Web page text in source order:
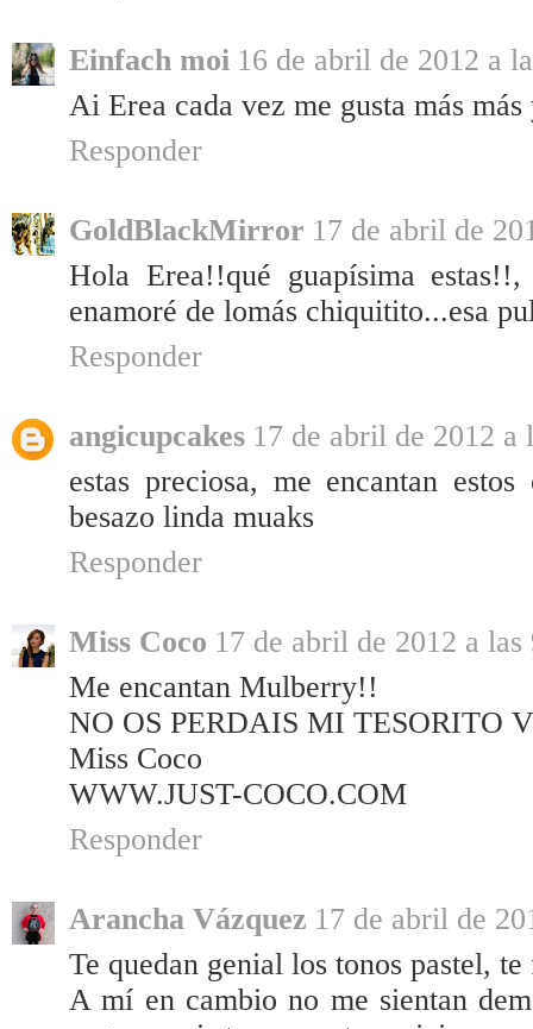
Einfach moi 16 de abril de 2012 a
Ai Erea cada vez me gusta más
Responder
GoldBlackMirror 17 de abril de
Hola Erea!!qué guapísima
enamoré de lomás chiquitito...esa
Responder
angicupcakes 17 de abril de 2012 a
estas preciosa, me encantan
besazo linda muaks
Responder
Miss Coco 17 de abril de 2012 a las
Me encantan Mulberry!!
NO OS PERDAIS MI TESORITO
Miss Coco
WWW.JUST-COCO.COM
Responder
Arancha Vázquez 17 de abril de
Te quedan genial los tonos pastel,
A mí en cambio no me sientan